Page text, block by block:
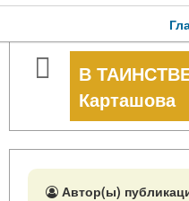
В
Карташова
Автор(ы)